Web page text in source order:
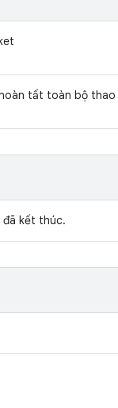
tất toàn bộ
đã kết thúc.